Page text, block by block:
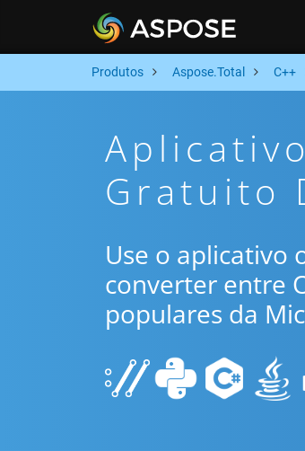
Produtos Aspose.Total C++
Gratuito
Use o aplicativo
converter entre
populares da